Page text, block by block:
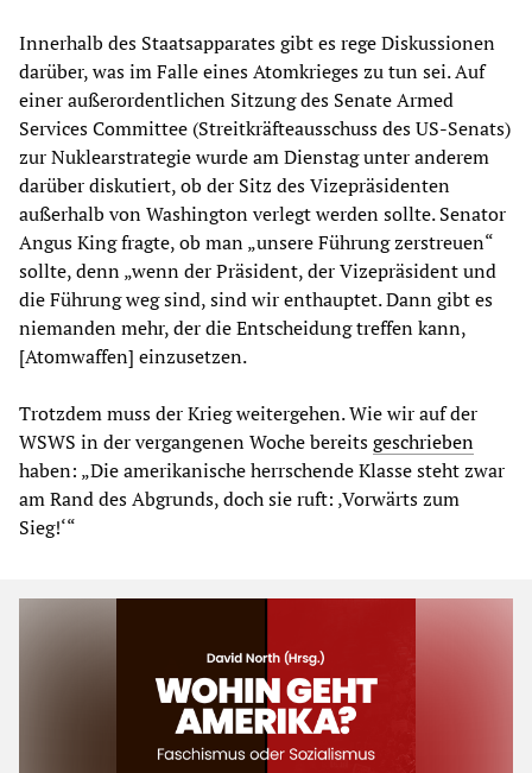
Innerhalb des Staatsapparates gibt es rege Diskussionen
darüber, was im Falle eines Atomkrieges zu tun sei. Auf
einer außerordentlichen Sitzung des Senate Armed
Services Committee (Streitkräfteausschuss des US-Senats)
zur Nuklearstrategie wurde am Dienstag unter anderem
darüber diskutiert, ob der Sitz des Vizepräsidenten
außerhalb von Washington verlegt werden sollte. Senator
Angus King fragte, ob man „unsere Führung zerstreuen“
sollte, denn „wenn der Präsident, der Vizepräsident und
die Führung weg sind, sind wir enthauptet. Dann gibt es
niemanden mehr, der die Entscheidung treffen kann,
[Atomwaffen] einzusetzen.
Trotzdem muss der Krieg weitergehen. Wie wir auf der
WSWS in der vergangenen Woche bereitsgeschrieben
haben: „Die amerikanische herrschende Klasse steht zwar
am Rand des Abgrunds, doch sie ruft: ‚Vorwärts zum
Sieg!‘“